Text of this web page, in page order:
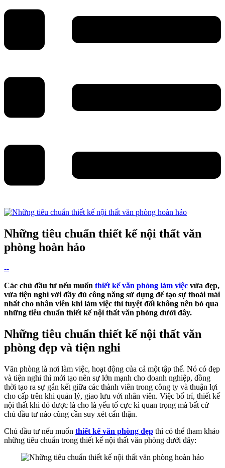
Những tiêu chuẩn thiết kế nội thất văn
phòng hoàn hảo
--
Các chủ đầu tư nếu muốn thiết kế văn phòng làm việc vừa đẹp,
vừa tiện nghi với đầy đủ công năng sử dụng để tạo sự thoải mái
nhất cho nhân viên khi làm việc thì tuyệt đối không nên bỏ qua
những tiêu chuẩn thiết kế nội thất văn phòng dưới đây.
Những tiêu chuẩn thiết kế nội thất văn
phòng đẹp và tiện nghi
Văn phòng là nơi làm việc, hoạt động của cả một tập thể. Nó có đẹp
và tiện nghi thì mới tạo nên sự lớn mạnh cho doanh nghiệp, đồng
thời tạo ra sự gắn kết giữa các thành viên trong công ty và thuận lợi
cho cấp trên khi quản lý, giao lưu với nhân viên. Việc bố trí, thiết kế
nội thất khi đó được là cho là yếu tố cực kì quan trọng mà bất cứ
chủ đầu tư nào cũng cần suy xét cẩn thận.
Chủ đầu tư nếu muốn thiết kế văn phòng đẹp thì có thể tham khảo
những tiêu chuẩn trong thiết kế nội thất văn phòng dưới đây: